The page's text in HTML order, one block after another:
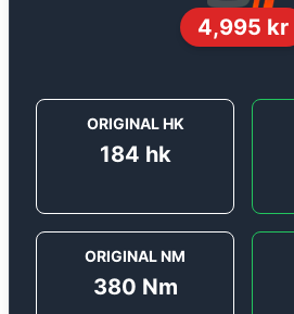
4,995 kr
ORIGINAL HK
184 hk
ORIGINAL NM
380 Nm